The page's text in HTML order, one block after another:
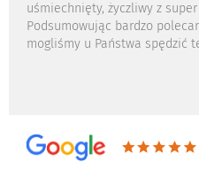
uśmiechnięty, życzliwy z
Podsumowując bardzo
mogliśmy u Państwa spędzić